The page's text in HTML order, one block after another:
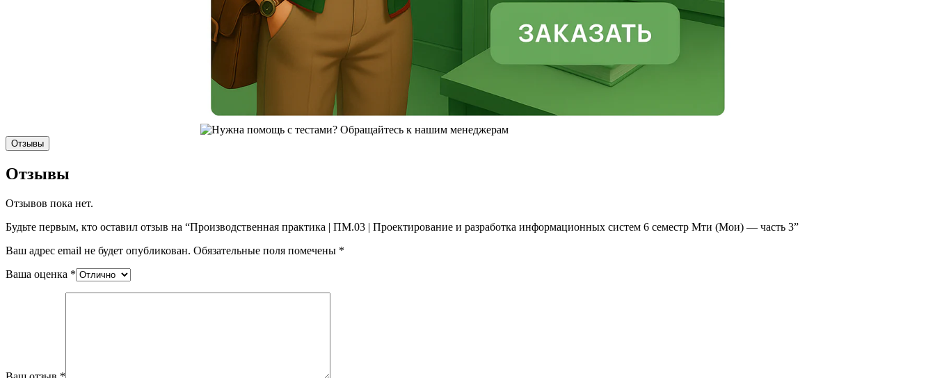
Отзывы
Отзывы
Отзывов пока нет.
Будьте первым, кто оставил отзыв на “Производственная практика | ПМ.03 | Проектирование и разработка информационных систем 6 семестр Мти (Мои) — часть 3”
Ваш адрес email не будет опубликован. Обязательные поля помечены *
Ваша оценка *